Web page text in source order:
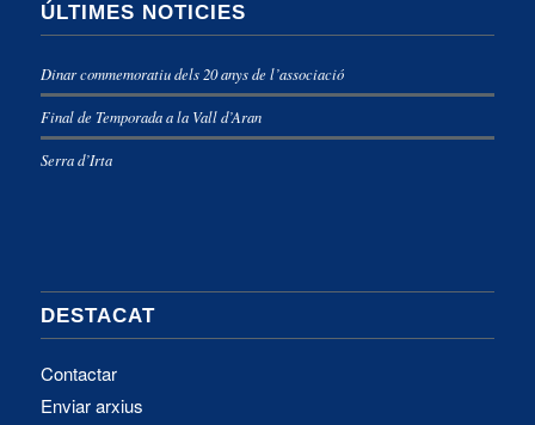
ÚLTIMES NOTICIES
Dinar commemoratiu dels 20 anys de l’associació
Final de Temporada a la Vall d’Aran
Serra d’Irta
DESTACAT
Contactar
Enviar arxius